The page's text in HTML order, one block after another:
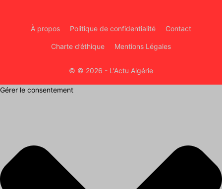
À propos Politique de confidentialité Contact
Charte d’éthique Mentions Légales
© © 2026 - L'Actu Algérie
Gérer le consentement